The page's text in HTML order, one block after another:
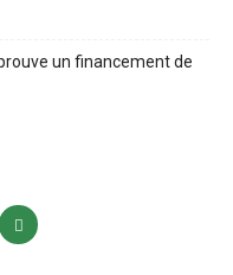
un financement de